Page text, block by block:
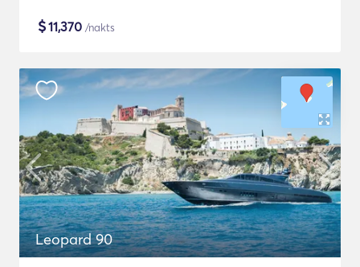
$11,370 /nakts
Leopard 90